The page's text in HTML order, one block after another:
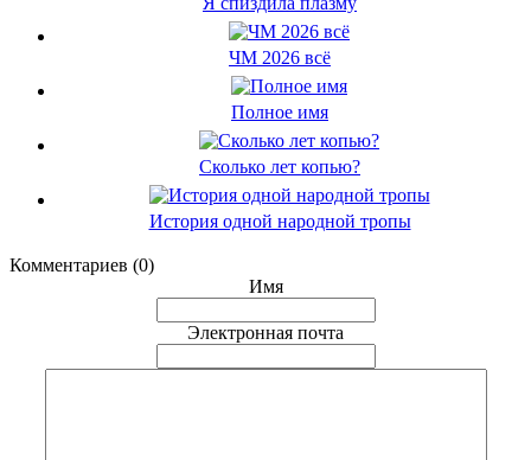
ЧМ 2026 всё
Полное имя
Сколько лет копью?
История одной народной тропы
Комментариев (0)
Имя
Электронная почта